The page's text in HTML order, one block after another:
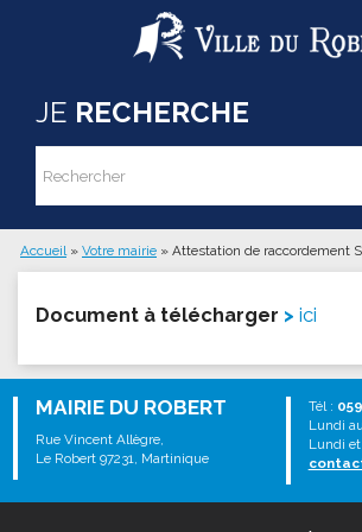
Aller au contenu principal
JE RECHERCHE
Formulaire de
Rechercher
Vous êtes ici
Accueil » Votre mairie » Attestation de raccordement
Document à télécharger ici
MAIRIE DU ROBERT
Rue Vincent Allègre,
Le Robert 97231, Martinique
Tél :
Lundi
Lundi